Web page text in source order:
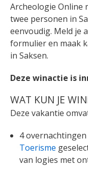
Archeologie Online
twee personen in
eenvoudig. Meld je
formulier en maak
in Saksen.
Deze winactie is
WAT KUN JE
Deze vakantie
4
Toerisme
van logies met